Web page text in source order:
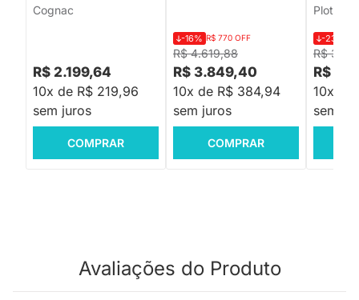
Cognac
R$ 2.199,64
10x de R$ 219,96
sem juros
COMPRAR
R$ 4.619,88
-16% R$ 770 OFF
R$ 3.849,40
10x de R$ 384,94
sem juros
COMPRAR
Plot Cru
R$
-23%
R$
10x de
sem
Avaliações do Produto